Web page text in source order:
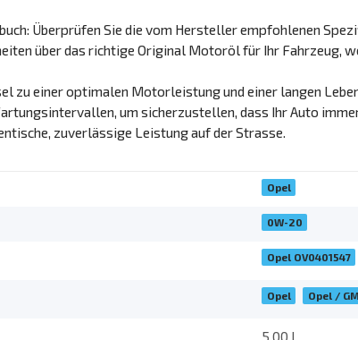
Überprüfen Sie die vom Hersteller empfohlenen
über das richtige Original Motoröl für Ihr Fahrzeug,
zu einer optimalen Motorleistung und einer langen
um sicherzustellen, dass Ihr Auto
zuverlässige Leistung auf der Strasse.
Opel
0W-20
Opel OV0401547
Opel Opel / GM
5,00 l